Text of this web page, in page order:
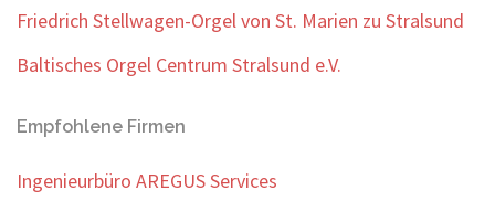
Friedrich Stellwagen-Orgel von St. Marien zu Stralsund
Baltisches Orgel Centrum Stralsund e.V.
Empfohlene Firmen
Ingenieurbüro AREGUS Services